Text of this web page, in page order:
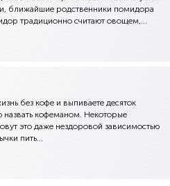
ближайшие родственники помидора
традиционно считают овощем,...
без кофе и выпиваете десяток
кофеманом. Некоторые
это даже нездоровой зависимостью
пить...